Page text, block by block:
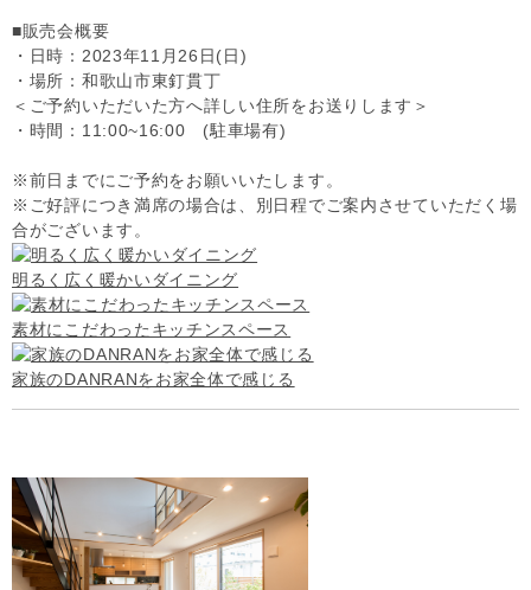
■販売会概要
・日時：2023年11月26日(日)
・場所：和歌山市東釘貫丁
＜ご予約いただいた方へ詳しい住所をお送りします＞
・時間：11:00~16:00 (駐車場有)
※前日までにご予約をお願いいたします。
※ご好評につき満席の場合は、別日程でご案内させていただく場
合がございます。
明るく広く暖かいダイニング
素材にこだわったキッチンスペース
家族のDANRANをお家全体で感じる